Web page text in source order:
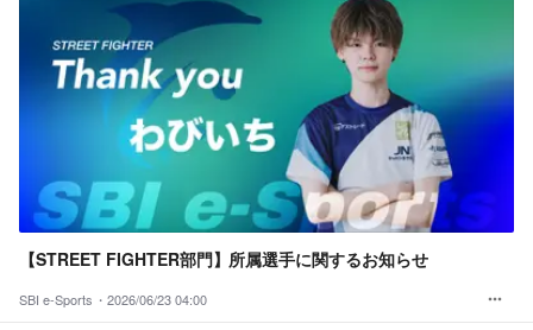
【STREET FIGHTER部門】所属選手に関するお知らせ
SBI e-Sports・ 2026/06/23 04:00